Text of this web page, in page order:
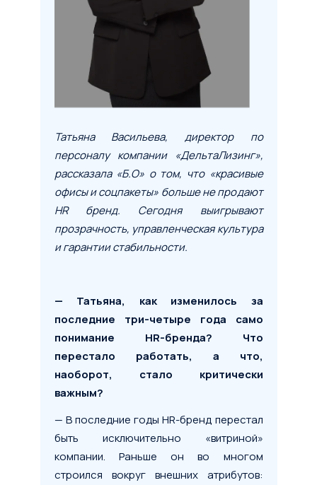
Татьяна Васильева, директор по
персоналу компании «ДельтаЛизинг»,
рассказала «Б.О» о том, что «красивые
офисы и соцпакеты» больше не продают
HR бренд. Сегодня выигрывают
прозрачность, управленческая культура
и гарантии стабильности.
— Татьяна, как изменилось за
последние три-четыре года само
понимание HR-бренда? Что
перестало работать, а что,
наоборот, стало критически
важным?
— В последние годы HR-бренд перестал
быть исключительно «витриной»
компании. Раньше он во многом
строился вокруг внешних атрибутов: